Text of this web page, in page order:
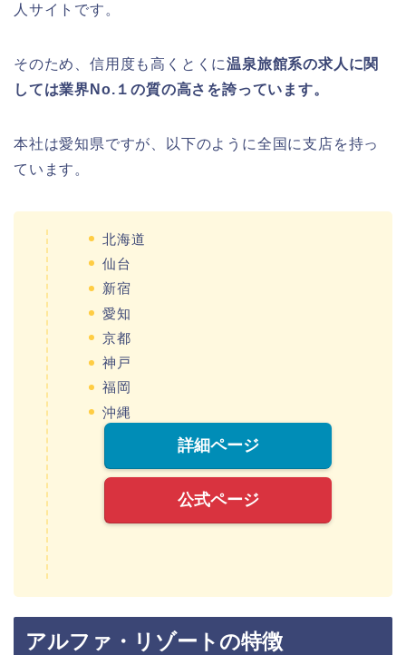
人サイトです。
そのため、信用度も高くとくに温泉旅館系の求人に関
しては業界No.１の質の高さを誇っています。
本社は愛知県ですが、以下のように全国に支店を持っ
ています。
北海道
仙台
新宿
愛知
京都
神戸
福岡
沖縄
詳細ページ
公式ページ
アルファ・リゾートの特徴